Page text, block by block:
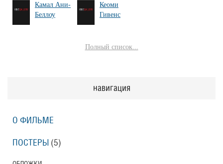
Камал Ани-
Беллоу
Кеоми
Гивенс
Полный список...
навигация
О ФИЛЬМЕ
ПОСТЕРЫ (5)